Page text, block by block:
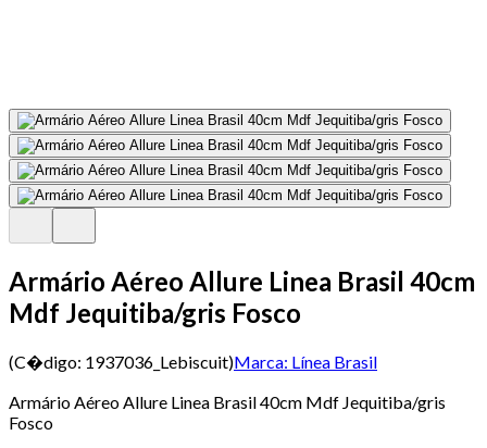
Armário Aéreo Allure Linea Brasil 40cm
Mdf Jequitiba/gris Fosco
(C�digo: 1937036_Lebiscuit)Marca: Línea Brasil
Armário Aéreo Allure Linea Brasil 40cm Mdf Jequitiba/gris
Fosco